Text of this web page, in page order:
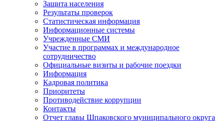
Защита населения
Результаты проверок
Статистическая информация
Информационные системы
Учрежденные СМИ
Участие в программах и международное
сотрудничество
Официальные визиты и рабочие поездки
Информация
Кадровая политика
Приоритеты
Противодействие коррупции
Контакты
Отчет главы Шпаковского муниципального округа